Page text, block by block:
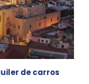
de carros